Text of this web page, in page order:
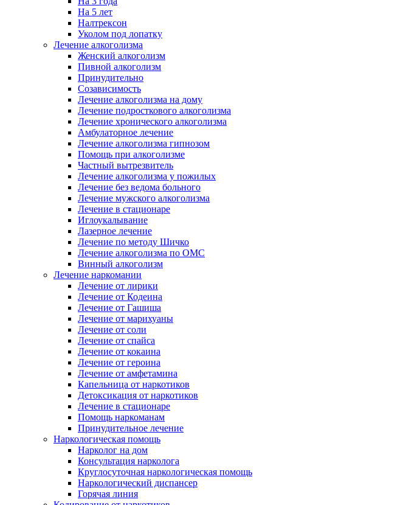
На 5 лет
Налтрексон
Уколом под лопатку
Лечение алкоголизма
Женский алкоголизм
Пивной алкоголизм
Принудительно
Созависимость
Лечение алкоголизма на дому
Лечение подросткового алкоголизма
Лечение хронического алкоголизма
Амбулаторное лечение
Лечение алкоголизма гипнозом
Помощь при алкоголизме
Частный вытрезвитель
Лечение алкоголизма у пожилых
Лечение без ведома больного
Лечение мужского алкоголизма
Лечение в стационаре
Иглоукалывание
Лазерное лечение
Лечение по методу Шичко
Лечение алкоголизма по ОМС
Винный алкоголизм
Лечение наркомании
Лечение от лирики
Лечение от Кодеина
Лечение от Гашиша
Лечение от марихуаны
Лечение от соли
Лечение от спайса
Лечение от кокаина
Лечение от героина
Лечение от амфетамина
Капельница от наркотиков
Детоксикация от наркотиков
Лечение в стационаре
Помощь наркоманам
Принудительное лечение
Наркологическая помощь
Нарколог на дом
Консультация нарколога
Круглосуточная наркологическая помощь
Наркологический диспансер
Горячая линия